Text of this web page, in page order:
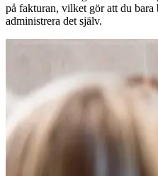
på fakturan, vilket gör att du bara
administrera det själv.